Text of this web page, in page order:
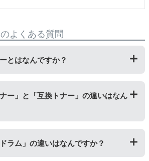
よくある質問
とはなんですか？
ー(粉)充填をしたうえで、再度販売して
印刷代を節約することができます。
ー」と「互換トナー」の違いはなん
づつ丁寧に製造しているため、比較的
い商品です。
ラム」の違いはなんですか？